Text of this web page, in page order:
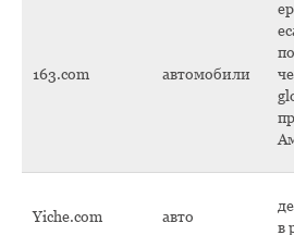
163.com автомобили
Yiche.com авто
в